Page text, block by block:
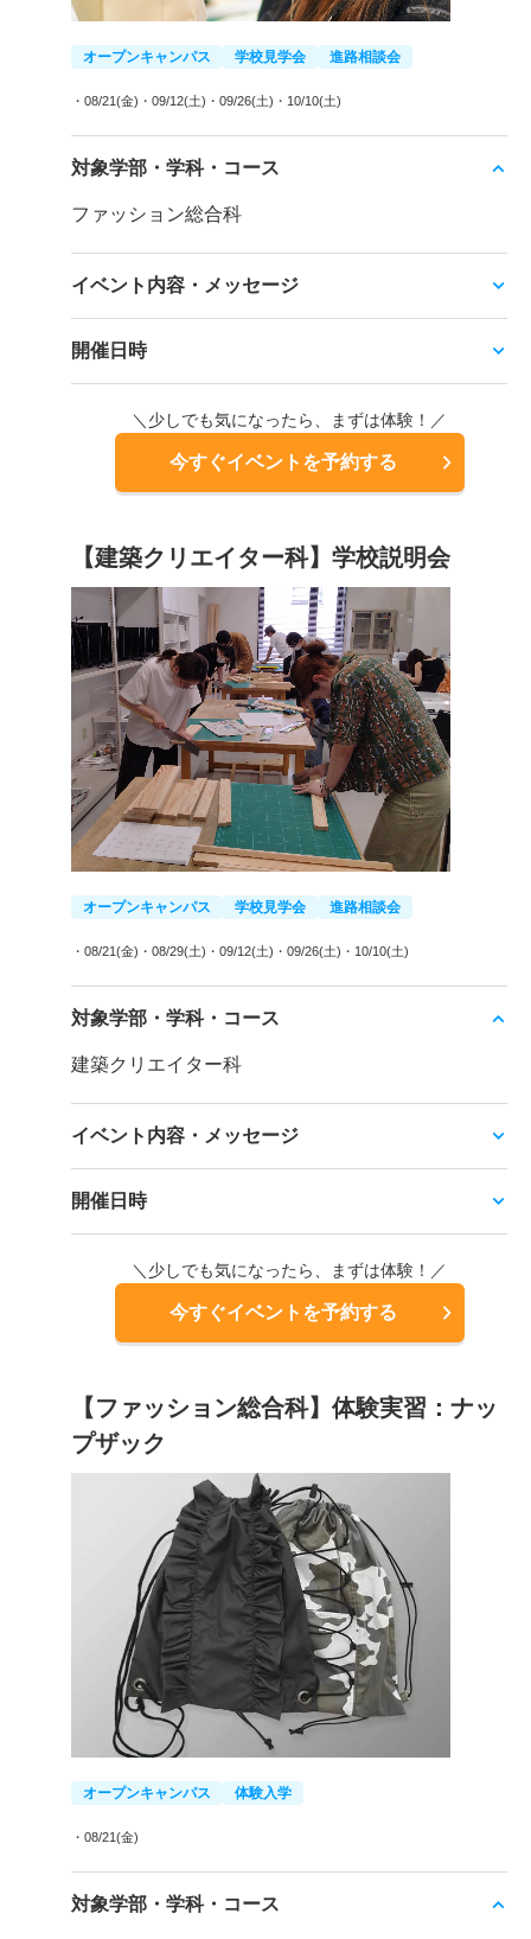
オープンキャンパス 学校見学会 進路相談会
・08/21(金) ・09/12(土) ・09/26(土) ・10/10(土)
対象学部・学科・コース
ファッション総合科
イベント内容・メッセージ
開催日時
＼少しでも気になったら、まずは体験！／
今すぐイベントを予約する
【建築クリエイター科】学校説明会
オープンキャンパス 学校見学会 進路相談会
・08/21(金) ・08/29(土) ・09/12(土) ・09/26(土) ・10/10(土)
対象学部・学科・コース
建築クリエイター科
イベント内容・メッセージ
開催日時
＼少しでも気になったら、まずは体験！／
今すぐイベントを予約する
【ファッション総合科】体験実習：ナッ
プザック
オープンキャンパス 体験入学
・08/21(金)
対象学部・学科・コース